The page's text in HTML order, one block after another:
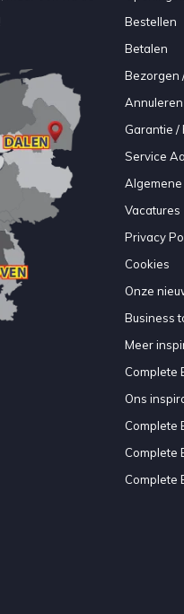
Bestellen
Betalen
Bezorgen
Garantie /
Service
Vacatures
Privacy
Cookies
Onze
Business
Meer
Complete
Ons
Complete
Complete
Complete